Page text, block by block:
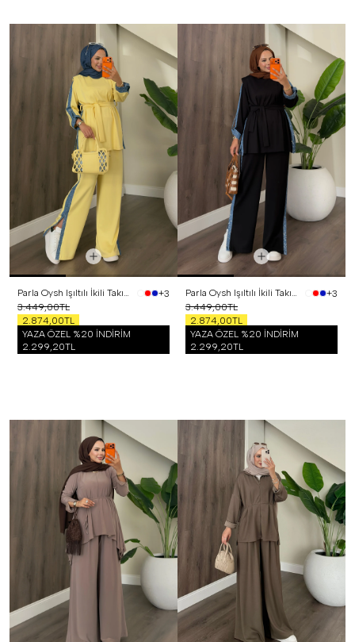
Parla Oysh Işıltılı İkili Takım Sarı
+3
3.449,00TL
2.874,00TL
YAZA ÖZEL %20 İNDİRİM
2.299,20TL
Parla Oysh Işıltılı İkili Takım Siyah
+3
3.449,00TL
2.874,00TL
YAZA ÖZEL %20 İNDİRİM
2.299,20TL